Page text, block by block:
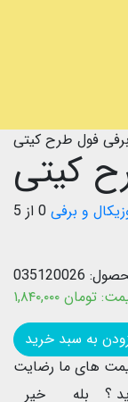
فول طرح کیتی
کیتی
و برفی 0 از 5
035120026
تومان
های ما رضایت
؟
بله خیر